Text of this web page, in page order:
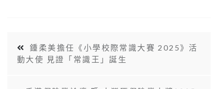
鍾柔美擔任《小學校際常識大賽 2025》活
動大使 見證「常識王」誕生